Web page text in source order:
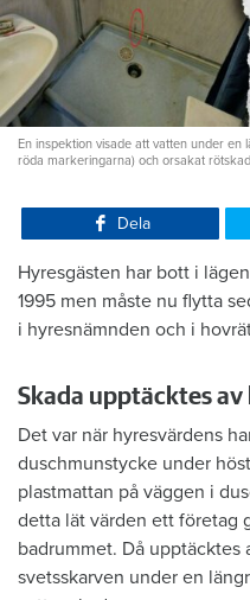
En inspektion visade att vatten under
röda markeringarna) och orsakat
Dela
Hyresgästen har bott i
1995 men måste nu flytta
i hyresnämnden och i
Skada upptäcktes
Det var när hyresvärdens
duschmunstycke under
plastmattan på väggen i
detta lät värden ett företag
badrummet. Då
svetsskarven under en